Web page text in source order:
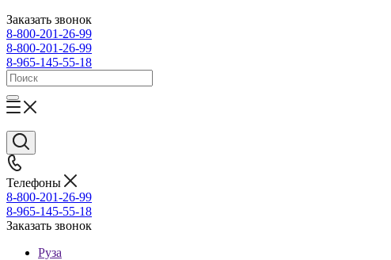
Заказать звонок
8-800-201-26-99
8-800-201-26-99
8-965-145-55-18
Телефоны
8-800-201-26-99
8-965-145-55-18
Заказать звонок
Руза